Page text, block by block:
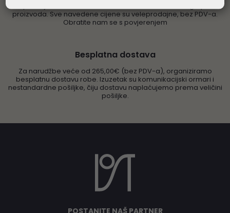
proizvoda. Sve navedene cijene su veleprodajne, bez PDV-a.
Obratite nam se s povjerenjem
Besplatna dostava
Za narudžbe veće od 265,00€ (bez PDV-a), organiziramo
besplatnu dostavu robe. Izuzetak su komunikacijski ormari i
nestandardne pošiljke, čiju dostavu naplaćujemo prema veličini
pošiljke.